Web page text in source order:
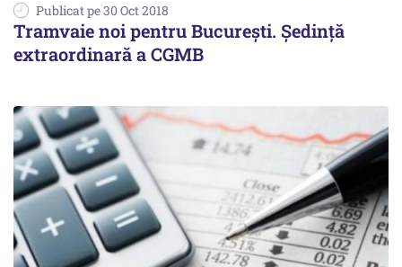
Publicat pe 30 Oct 2018
Tramvaie noi pentru București. Ședință
extraordinară a CGMB